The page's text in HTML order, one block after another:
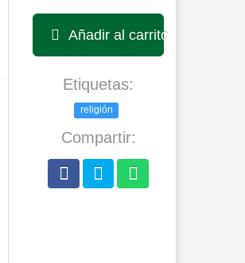
Añadir al carrito
Etiquetas:
religión
Compartir: